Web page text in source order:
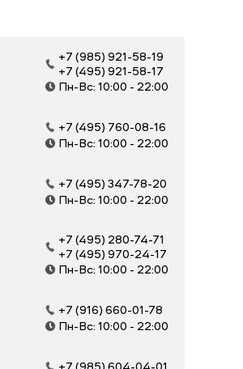
+7 (985) 921-58-19
+7 (495) 921-58-17
Пн-Вс: 10:00 - 22:00
+7 (495) 760-08-16
Пн-Вс: 10:00 - 22:00
+7 (495) 347-78-20
Пн-Вс: 10:00 - 22:00
+7 (495) 280-74-71
+7 (495) 970-24-17
Пн-Вс: 10:00 - 22:00
+7 (916) 660-01-78
Пн-Вс: 10:00 - 22:00